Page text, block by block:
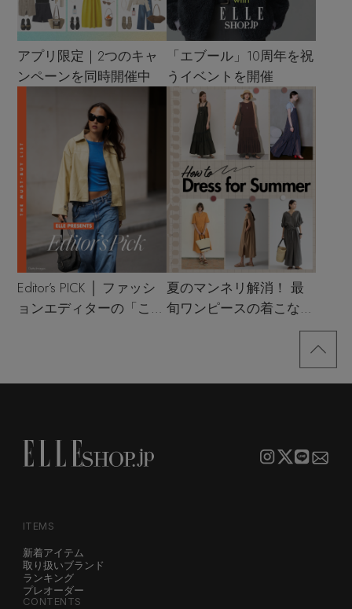
アプリ限定｜2つのキャ
ンペーンを同時開催中
「エブール」10周年を祝
うイベントを開催
Editor’s PICK │ ファッシ
ョンエディターの「これ
夏のマンネリ解消！ 最
旬ワンピースの着こなし
ITEMS
新着アイテム
取り扱いブランド
ランキング
プレオーダー
CONTENTS